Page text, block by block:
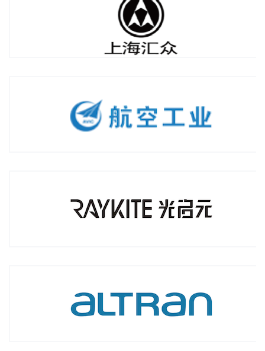
中国航空无线电电子研究所
北京光启元数字科技有限公司